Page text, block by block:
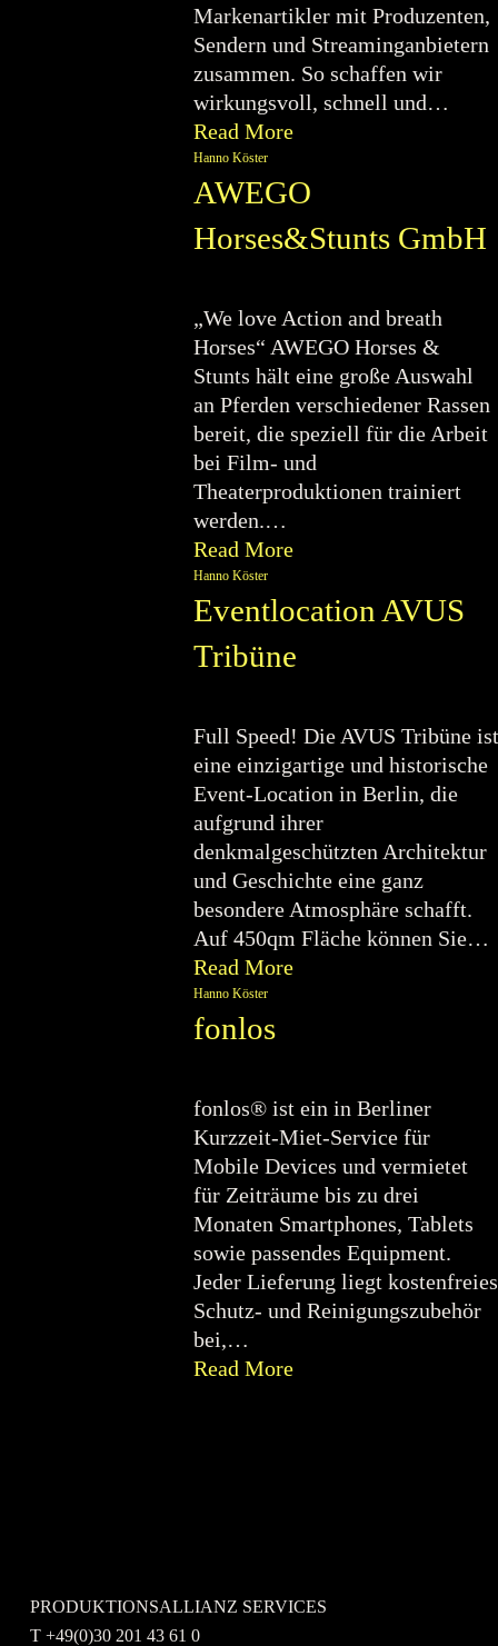
Markenartikler mit Produzenten,
Sendern und Streaminganbietern
zusammen. So schaffen wir
wirkungsvoll, schnell und…
Read More
Hanno Köster
AWEGO
Horses&Stunts GmbH
„We love Action and breath
Horses“ AWEGO Horses &
Stunts hält eine große Auswahl
an Pferden verschiedener Rassen
bereit, die speziell für die Arbeit
bei Film- und
Theaterproduktionen trainiert
werden.…
Read More
Hanno Köster
Eventlocation AVUS
Tribüne
Full Speed! Die AVUS Tribüne ist
eine einzigartige und historische
Event-Location in Berlin, die
aufgrund ihrer
denkmalgeschützten Architektur
und Geschichte eine ganz
besondere Atmosphäre schafft.
Auf 450qm Fläche können Sie…
Read More
Hanno Köster
fonlos
fonlos® ist ein in Berliner
Kurzzeit-Miet-Service für
Mobile Devices und vermietet
für Zeiträume bis zu drei
Monaten Smartphones, Tablets
sowie passendes Equipment.
Jeder Lieferung liegt kostenfreies
Schutz- und Reinigungszubehör
bei,…
Read More
Kontaktieren Sie uns gerne.
PRODUKTIONSALLIANZ SERVICES
T +49(0)30 201 43 61 0